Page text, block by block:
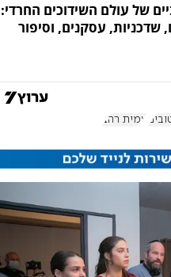
של עולם השידוכים החרדי:
עסקנים, וסיפור
עמית רהב